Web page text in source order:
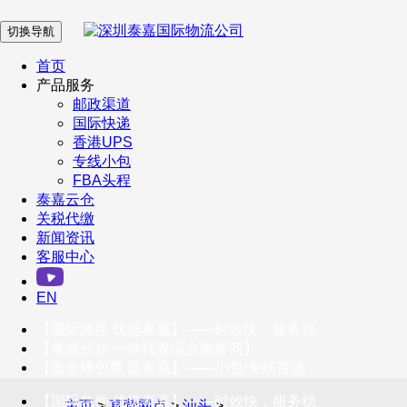
在 线 客 服
企业微信
订阅号
客户服务热线
400-098-5699
联系我们
切换导航
首页
产品服务
邮政渠道
国际快递
香港UPS
专线小包
FBA头程
泰嘉云仓
关税代缴
新闻资讯
客服中心
EN
【国际急件 优选泰嘉】——时效快，服务稳